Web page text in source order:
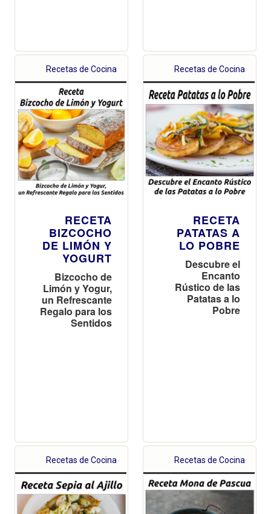
Recetas de Cocina
RECETA
BIZCOCHO
DE LIMÓN Y
YOGURT
Bizcocho de
Limón y Yogur,
un Refrescante
Regalo para los
Sentidos
Recetas de Cocina
RECETA
PATATAS A
LO POBRE
Descubre el
Encanto
Rústico de las
Patatas a lo
Pobre
Recetas de Cocina Recetas de Cocina